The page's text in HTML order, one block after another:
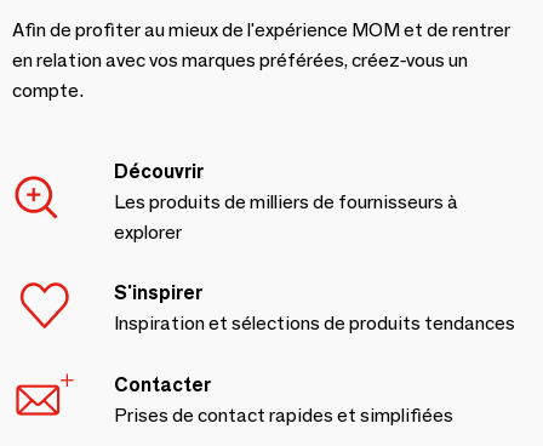
Afin de profiter au mieux de l'expérience MOM et de rentrer
en relation avec vos marques préférées, créez-vous un
compte.
Découvrir
Les produits de milliers de fournisseurs à
explorer
S'inspirer
Inspiration et sélections de produits tendances
Contacter
Prises de contact rapides et simplifiées